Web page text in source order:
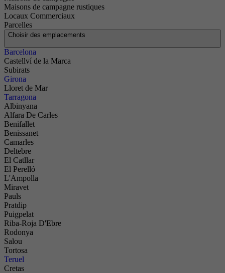
Maisons de campagne rustiques
Locaux Commerciaux
Parcelles
Choisir des emplacements
Barcelona
Castellví de la Marca
Subirats
Girona
Lloret de Mar
Tarragona
Albinyana
Alfara De Carles
Benifallet
Benissanet
Camarles
Deltebre
El Catllar
El Perelló
L'Ampolla
Miravet
Pauls
Pratdip
Puigpelat
Riba-Roja D'Ebre
Rodonya
Salou
Tortosa
Teruel
Cretas